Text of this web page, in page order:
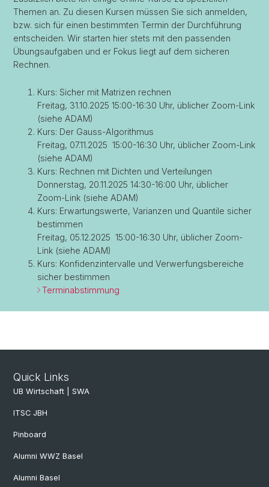
Themen an. Zu diesen Kursen müssen Sie sich anmelden,
bzw. sich für einen bestimmten Termin der Durchführung
entscheiden. Wir starten hier stets mit den passenden
Übungsaufgaben und er Fokus liegt auf dem sicheren
Rechnen.
Kurs: Sicher mit Matrizen rechnen
Freitag, 31.10.2025 15:00-16:30 Uhr, üblicher Zoom-Link
(siehe ADAM)
Kurs: Der Gauss-Algorithmus
Freitag, 07.11.2025 15:00-16:30 Uhr, üblicher Zoom-Link
(siehe ADAM)
Kurs: Rechnen mit Dichten und Verteilungen
Donnerstag, 20.11.2025 14:30-16:00 Uhr, üblicher
Zoom-Link (siehe ADAM)
Kurs: Erwartungswerte, Varianzen und Quantile sicher
bestimmen
Freitag, 05.12.2025 15:00-16:30 Uhr, üblicher Zoom-
Link (siehe ADAM)
Kurs: Konfidenzintervalle und Verwerfungsbereiche
sicher bestimmen
Terminabstimmung
Quick Links
UB Wirtschaft | SWA
ITSC JBH
Pinboard
Alumni WWZ Basel
Alumni Basel